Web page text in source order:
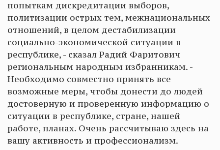
попыткам дискредитации выборов,
политизации острых тем, межнациональных
отношений, в целом дестабилизации
социально-экономической ситуации в
республике, - сказал Радий Фаритович
региональным народным избранникам. -
Необходимо совместно принять все
возможные меры, чтобы донести до людей
достоверную и проверенную информацию о
ситуации в республике, стране, нашей
работе, планах. Очень рассчитываю здесь на
вашу активность и профессионализм.